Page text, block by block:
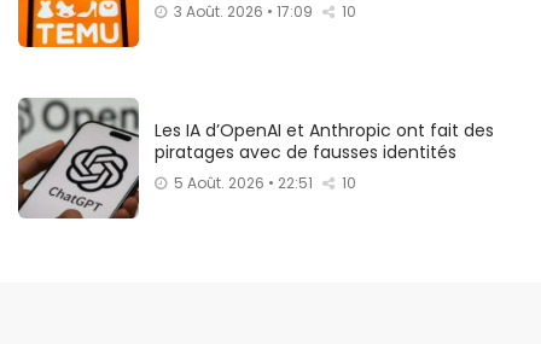
3 Août. 2026 • 17:09 10
Les IA d’OpenAI et Anthropic ont fait des
piratages avec de fausses identités
5 Août. 2026 • 22:51 10